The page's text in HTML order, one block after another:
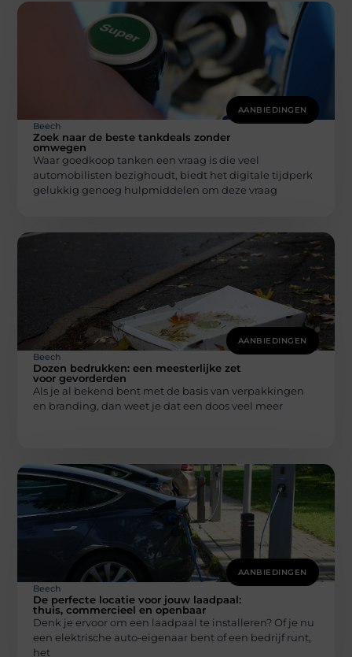
AANBIEDINGEN
Beech
Zoek naar de beste tankdeals zonder
omwegen
Waar goedkoop tanken een vraag is die veel
automobilisten bezighoudt, biedt het digitale tijdperk
gelukkig genoeg hulpmiddelen om deze vraag
AANBIEDINGEN
Beech
Dozen bedrukken: een meesterlijke zet
voor gevorderden
Als je al bekend bent met de basis van verpakkingen
en branding, dan weet je dat een doos veel meer
AANBIEDINGEN
Beech
De perfecte locatie voor jouw laadpaal:
thuis, commercieel en openbaar
Denk je ervoor om een laadpaal te installeren? Of je nu
een elektrische auto-eigenaar bent of een bedrijf runt,
het